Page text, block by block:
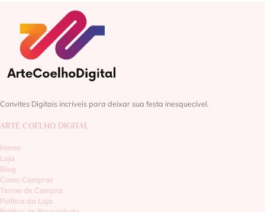
Convites Digitais incríveis para deixar sua festa inesquecível.
ARTE COELHO DIGITAL
Home
Loja
Blog
Como Comprar
Termo de Compra
Política da Loja